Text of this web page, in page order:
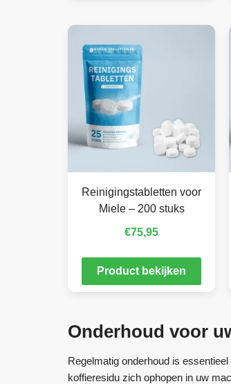
Reinigingstabletten voor
Miele – 200 stuks
€75,95
Product bekijken
Onderhoud voor
Regelmatig onderhoud is
koffieresidu zich ophopen in uw